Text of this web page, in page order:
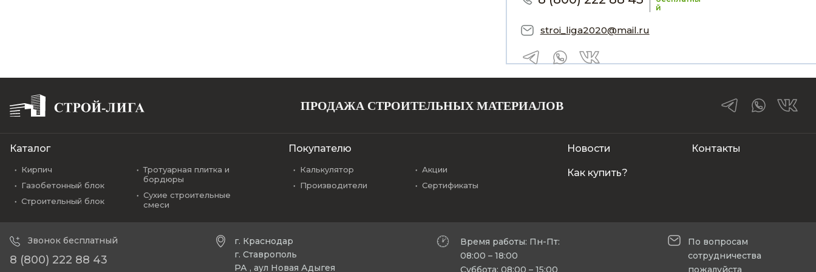
й
stroi_liga2020@mail.ru
ПРОДАЖА СТРОИТЕЛЬНЫХ МАТЕРИАЛОВ
Каталог
Кирпич
Газобетонный блок
Строительный блок
Тротуарная плитка и
бордюры
Сухие строительные
смеси
Покупателю
Калькулятор
Производители
Акции
Сертификаты
Новости
Как купить?
Контакты
Звонок бесплатный
8 (800) 222 88 43
г. Краснодар
г. Ставрополь
РА , аул Новая Адыгея
Время работы: Пн-Пт:
08:00 – 18:00
Суббота: 08:00 – 15:00
По вопросам
сотрудничества
пожалуйста